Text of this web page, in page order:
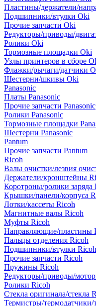
Пластины/держатели/
Подшипники/втулки Oki
Прочие запчасти Oki
Редукторы/приводы/
Ролики Oki
Тормозные площадки Oki
Узлы принтеров в сборе
Флажки/рычаги/датчики
Шестерни/шкивы Oki
Panasonic
Платы Panasonic
Прочие запчасти Panasonic
Ролики Panasonic
Тормозные площадки
Шестерни Panasonic
Pantum
Прочие запчасти Pantum
Ricoh
Валы очистки/лезвия
Держатели/кронштейны
Коротроны/ролики заряда
Крышки/панели/корпуса
Лотки/кассеты Ricoh
Магнитные валы Ricoh
Муфты Ricoh
Направляющие/пластины
Пальцы отделения Ricoh
Подшипники/втулки Ricoh
Прочие запчасти Ricoh
Пружины Ricoh
Редукторы/приводы/
Ролики Ricoh
Стекла оригинала/стекла
Термистры/термодатчики/